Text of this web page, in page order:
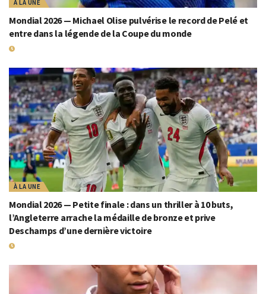
À LA UNE
Mondial 2026 — Michael Olise pulvérise le record de Pelé et
entre dans la légende de la Coupe du monde
À LA UNE
Mondial 2026 — Petite finale : dans un thriller à 10 buts,
l’Angleterre arrache la médaille de bronze et prive
Deschamps d’une dernière victoire